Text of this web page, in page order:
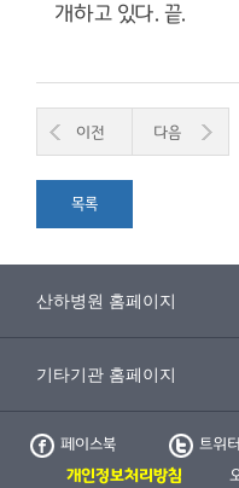
개하고 있다. 끝.
이전 다음
목록
페이스북 트위터
개인정보처리방침